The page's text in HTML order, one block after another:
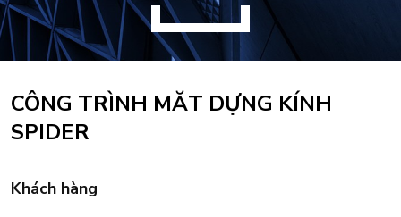
CÔNG TRÌNH MĂT DỰNG KÍNH
SPIDER
Khách hàng